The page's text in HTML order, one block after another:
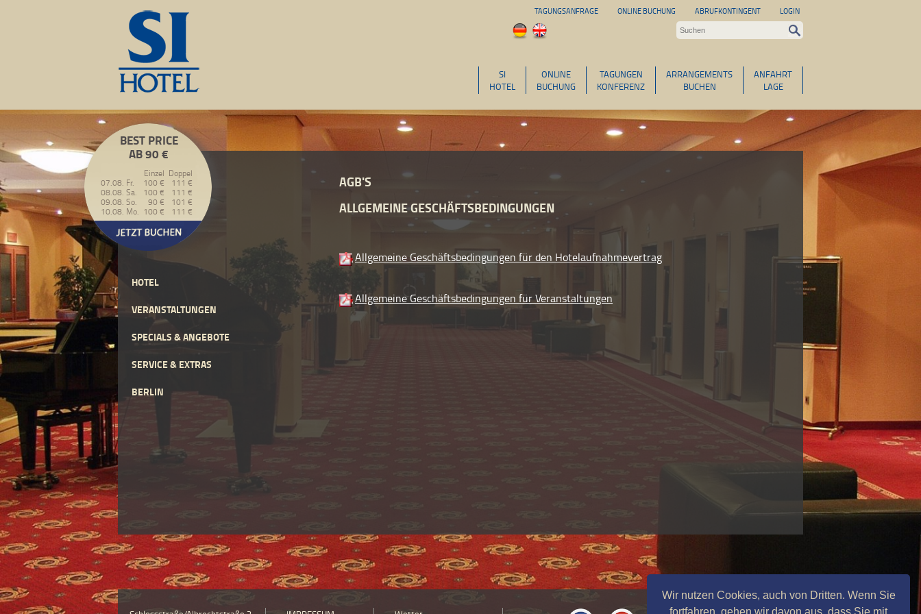
Wir nutzen Cookies, auch von Dritten. Wenn Sie
fortfahren, gehen wir davon aus, dass Sie mit
TAGUNGSANFRAGE ONLINE BUCHUNG ABRUFKONTINGENT LOGIN
ANFAHRT
LAGE
ARRANGEMENTS
BUCHEN
TAGUNGEN
KONFERENZ
ONLINE
BUCHUNG
SI
HOTEL
BEST PRICE
AB 90 €
Einzel Doppel
07.08. Fr.
100 €
111 €
08.08. Sa.
100 €
111 €
09.08. So.
90 €
101 €
10.08. Mo. 100 € 111 €
HOTEL
VERANSTALTUNGEN
SPECIALS & ANGEBOTE
SERVICE & EXTRAS
BERLIN
AGB'S
ALLGEMEINE GESCHÄFTSBEDINGUNGEN
Allgemeine Geschäftsbedingungen für den Hotelaufnahmevertrag
Allgemeine Geschäftsbedingungen für Veranstaltungen